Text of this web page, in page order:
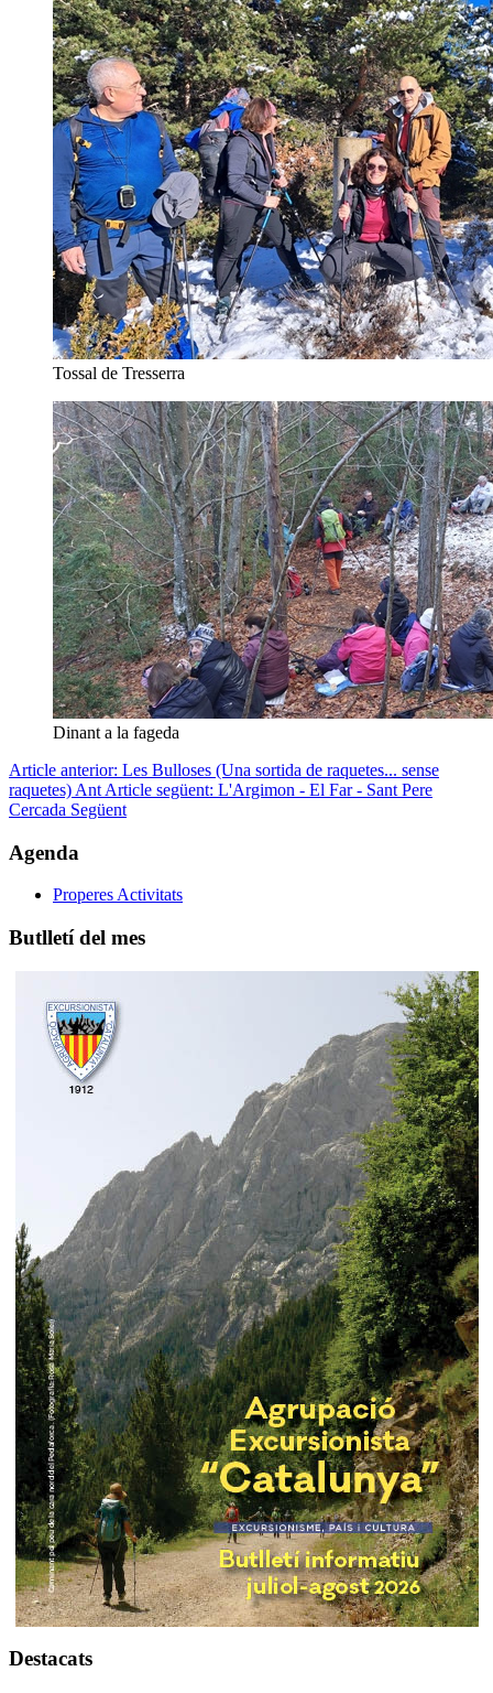
Tossal de Tresserra
Dinant a la fageda
Article anterior: Les Bulloses (Una sortida de raquetes... sense
raquetes) Ant Article següent: L'Argimon - El Far - Sant Pere
Cercada Següent
Agenda
Properes Activitats
Butlletí del mes
Destacats